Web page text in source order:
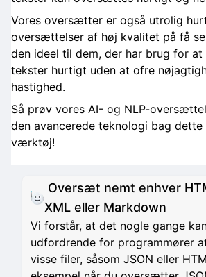
Vores oversætter er også utrolig
oversættelser af høj kvalitet på få
den ideel til dem, der har brug for
tekster hurtigt uden at ofre
hastighed.
Så prøv vores AI- og NLP-
den avancerede teknologi bag
værktøj!
Oversæt nemt enhver
XML eller Markdown
Vi forstår, at det nogle gange
udfordrende for programmører
visse filer, såsom JSON eller